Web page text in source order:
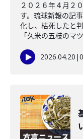
２０２６年４月２
す。琉球新報の記
化し、枯死したと
「久米の五枝のマ
2026.04.20 |